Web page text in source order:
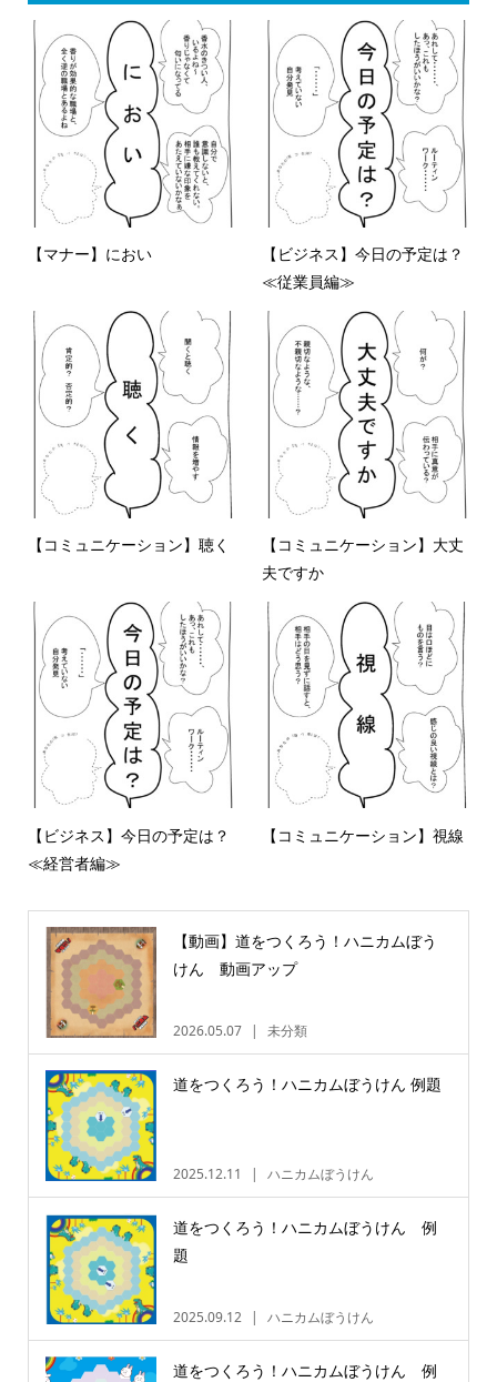
【マナー】におい
【ビジネス】今日の予定は？
≪従業員編≫
【コミュニケーション】聴く
【コミュニケーション】大丈
夫ですか
【ビジネス】今日の予定は？
≪経営者編≫
【コミュニケーション】視線
【動画】道をつくろう！ハニカムぼう
けん 動画アップ
2026.05.07 未分類
道をつくろう！ハニカムぼうけん 例題
2025.12.11 ハニカムぼうけん
道をつくろう！ハニカムぼうけん 例
題
2025.09.12 ハニカムぼうけん
道をつくろう！ハニカムぼうけん 例